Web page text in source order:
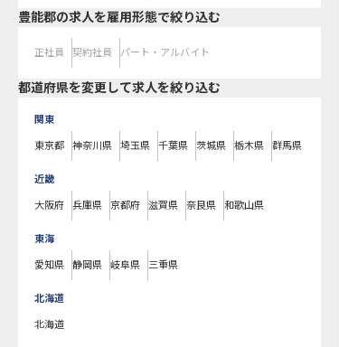
豊能郡の求人を雇用形態で絞り込む
正社員 契約社員 パート・アルバイト
都道府県を変更して求人を絞り込む
関東
東京都 神奈川県 埼玉県 千葉県 茨城県 栃木県 群馬県
近畿
大阪府 兵庫県 京都府 滋賀県 奈良県 和歌山県
東海
愛知県 静岡県 岐阜県 三重県
北海道
北海道